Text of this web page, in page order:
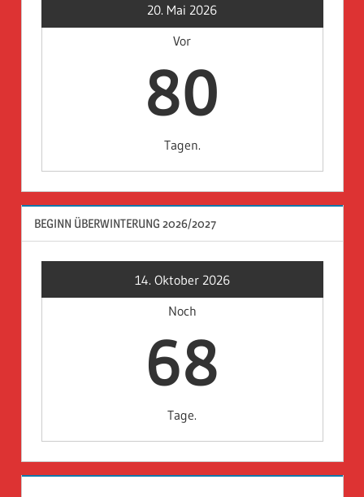
20. Mai 2026
Vor
80
Tagen.
BEGINN ÜBERWINTERUNG 2026/2027
14. Oktober 2026
Noch
68
Tage.